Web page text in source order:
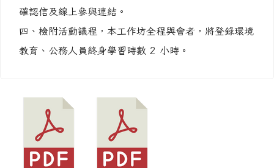
確認信及線上參與連結。
四、檢附活動議程，本工作坊全程與會者，將登錄環境
教育、公務人員終身學習時數 2 小時。